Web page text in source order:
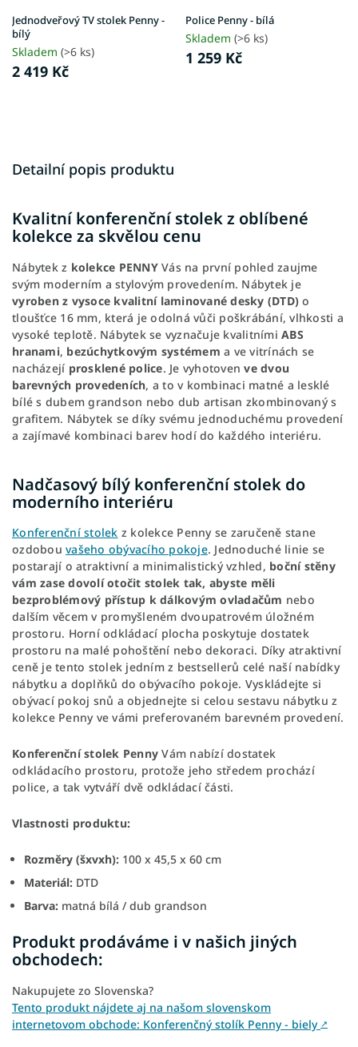
Jednodveřový TV stolek Penny -
bílý
Skladem (>6 ks)
2 419 Kč
Police Penny - bílá
Skladem (>6 ks)
1 259 Kč
Detailní popis produktu
Kvalitní konferenční stolek z oblíbené
kolekce za skvělou cenu
Nábytek z kolekce PENNYVás na první pohled zaujme
svým moderním a stylovým provedením. Nábytek je
vyroben z vysoce kvalitní laminované desky (DTD) o
tloušťce 16 mm, která je odolná vůči poškrábání, vlhkosti a
vysoké teplotě. Nábytek se vyznačuje kvalitními ABS
hranami, bezúchytkovým systémem a ve vitrínách se
nacházejí prosklené police. Je vyhotovenve dvou
barevných provedeních, a to v kombinaci matné a lesklé
bílé s dubem grandson nebo dub artisan zkombinovaný s
grafitem. Nábytek se díky svému jednoduchému provedení
a zajímavé kombinaci barev hodí do každého interiéru.
Nadčasový bílý konferenční stolek do
moderního interiéru
Konferenční stolek z kolekce Penny se zaručeně stane
ozdobou vašeho obývacího pokoje. Jednoduché linie se
postarají o atraktivní a minimalistický vzhled, boční stěny
vám zase dovolí otočit stolek tak, abyste měli
bezproblémový přístup k dálkovým ovladačům nebo
dalším věcem v promyšleném dvoupatrovém úložném
prostoru. Horní odkládací plocha poskytuje dostatek
prostoru na malé pohoštění nebo dekoraci. Díky atraktivní
ceně je tento stolek jedním z bestsellerů celé naší nabídky
nábytku a doplňků do obývacího pokoje. Vyskládejte si
obývací pokoj snů a objednejte si celou sestavu nábytku z
kolekce Penny ve vámi preferovaném barevném provedení.
Konferenční stolek PennyVám nabízí dostatek
odkládacího prostoru, protože jeho středem prochází
police, a tak vytváří dvě odkládací části.
Vlastnosti produktu:
Rozměry (šxvxh): 100 x 45,5 x 60 cm
Materiál: DTD
Barva: matná bílá / dub grandson
Produkt prodáváme i v našich jiných
obchodech:
Nakupujete zo Slovenska?
Tento produkt nájdete aj na našom slovenskom
internetovom obchode: Konferenčný stolík Penny - biely ↗